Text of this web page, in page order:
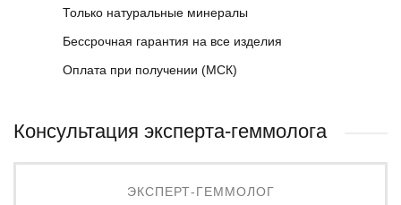
Только натуральные минералы
Бессрочная гарантия на все изделия
Оплата при получении (МСК)
Консультация эксперта-геммолога
ЭКСПЕРТ-ГЕММОЛОГ